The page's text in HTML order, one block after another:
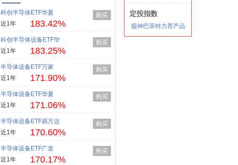
科创半导体ETF华夏
近1年
183.42%
购买
科创半导体设备ETF华
近1年
183.25%
购买
半导体设备ETF万家
近1年
171.90%
购买
半导体设备ETF华夏
近1年
171.06%
购买
半导体设备ETF易方达
近1年
170.60%
购买
半导体设备ETF广发
近1年
170.17%
购买